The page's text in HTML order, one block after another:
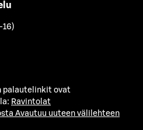
16)
palautelinkit ovat
Ravintolat
Avautuu uuteen välilehteen